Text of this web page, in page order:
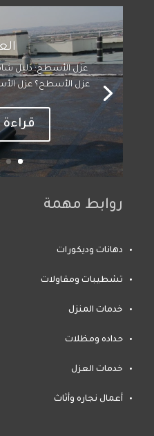
عزل الأسطح: دليل
عزل الأسطح؟ عزل
قراءة
روابط مهمة
دهانات وديكورات
تشطيبات ومقاولات
خدمات المنزل
حداده ومظلات
خدمات العزل
أعمال نجاره وأثاث